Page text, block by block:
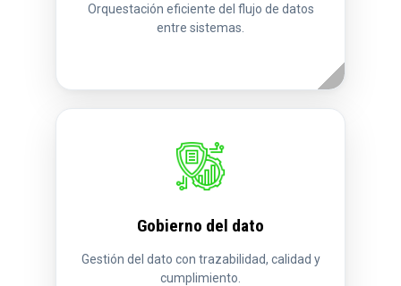
Orquestación eficiente del flujo de datos
entre sistemas.
Gobierno del dato
Gestión del dato con trazabilidad, calidad y
cumplimiento.